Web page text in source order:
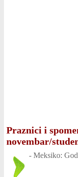
Praznici i
novembar/
- Meksiko: